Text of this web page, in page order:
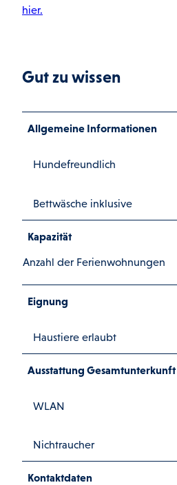
hier.
Gut zu wissen
Allgemeine Informationen
Hundefreundlich
Bettwäsche inklusive
Kapazität
Anzahl der Ferienwohnungen
Eignung
Haustiere erlaubt
Ausstattung Gesamtunterkunft
WLAN
Nichtraucher
Kontaktdaten